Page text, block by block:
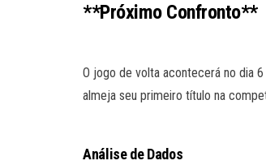
**Próximo Confronto**
O jogo de volta acontecerá no dia
almeja seu primeiro título na
Análise de Dados